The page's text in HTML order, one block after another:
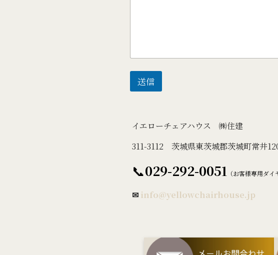
送信
イエローチェアハウス ㈱住建
311-3112 茨城県東茨城郡茨城町常井
📞029-292-0051 （お客様専用ダイ
✉ info@yellowchairhouse.jp